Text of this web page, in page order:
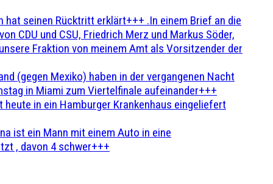
hat seinen Rücktritt erklärt+++ .In einem Brief an die
CDU und CSU, Friedrich Merz und Markus Söder,
Fraktion von meinem Amt als Vorsitzender der
(gegen Mexiko) haben in der vergangenen Nacht
in Miami zum Viertelfinale aufeinander+++
in ein Hamburger Krankenhaus eingeliefert
ist ein Mann mit einem Auto in eine
, davon 4 schwer+++